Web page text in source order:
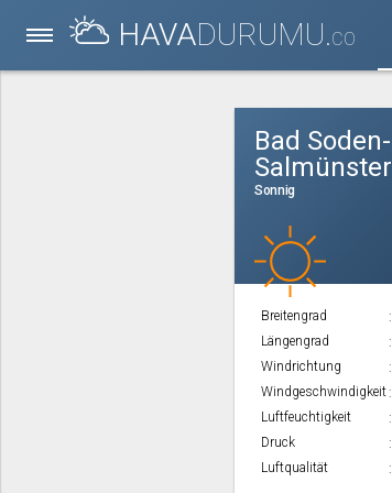
HAVADURUMU.CO
Bad Soden-
Salmünster
Sonnig
Breitengrad
Längengrad
Windrichtung
Windgeschwindigkeit
Luftfeuchtigkeit
Druck
Luftqualität